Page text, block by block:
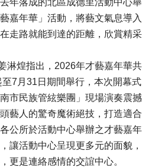
年落成的北區成德里活動中心舉
嘉年華」活動，將藝文氣息導入
走路就能到達的距離，欣賞精采
煌指出，2026年才藝嘉年華共
7月31日期間舉行，本次開幕式
市民族管絃樂團」現場演奏震撼
藝人的驚奇魔術絕技，打造適合
公所於活動中心舉辦之才藝嘉年
讓活動中心呈現更多元的面貌，
更是連絡感情的交誼中心。